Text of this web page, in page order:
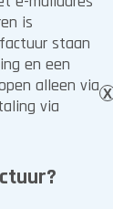
is
staan
en een
alleen via
via
X